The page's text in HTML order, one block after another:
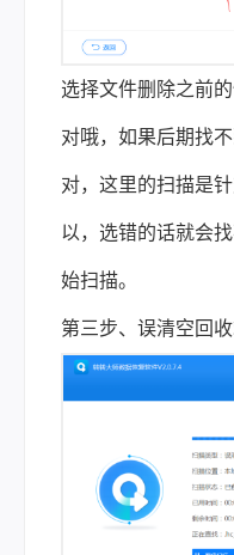
选择文件删除之前
对哦，如果后期找
对，这里的扫描是
以，选错的话就会
始扫描。
第三步、误清空回